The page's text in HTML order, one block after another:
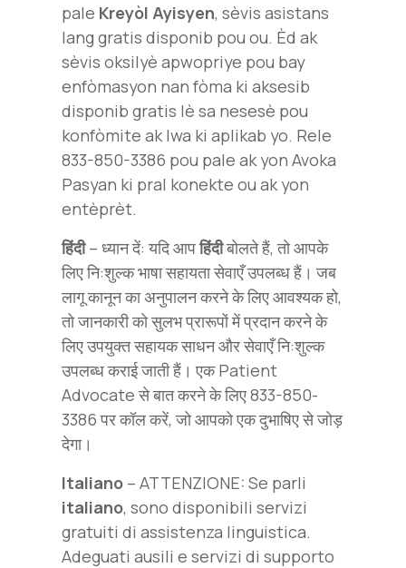
pale Kreyòl Ayisyen, sèvis asistans
lang gratis disponib pou ou. Èd ak
sèvis oksilyè apwopriye pou bay
enfòmasyon nan fòma ki aksesib
disponib gratis lè sa nesesè pou
konfòmite ak lwa ki aplikab yo. Rele
833-850-3386 pou pale ak yon Avoka
Pasyan ki pral konekte ou ak yon
entèprèt.
हिंदी– ध्यान दें: यदि आपहिंदीबोलते हैं, तो आपके
लिए नि:शुल्क भाषा सहायता सेवाएँ उपलब्ध हैं। जब
लागू कानून का अनुपालन करने के लिए आवश्यक हो,
तो जानकारी को सुलभ प्रारूपों में प्रदान करने के
लिए उपयुक्त सहायक साधन और सेवाएँ नि:शुल्क
उपलब्ध कराई जाती हैं। एक Patient
Advocate से बात करने के लिए 833-850-
3386 पर कॉल करें, जो आपको एक दुभाषिए से जोड़
देगा।
Italiano – ATTENZIONE: Se parli
italiano, sono disponibili servizi
gratuiti di assistenza linguistica.
Adeguati ausili e servizi di supporto